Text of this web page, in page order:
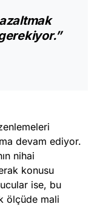
devam ediyor.
nihai
konusu
ise, bu
ölçüde mali